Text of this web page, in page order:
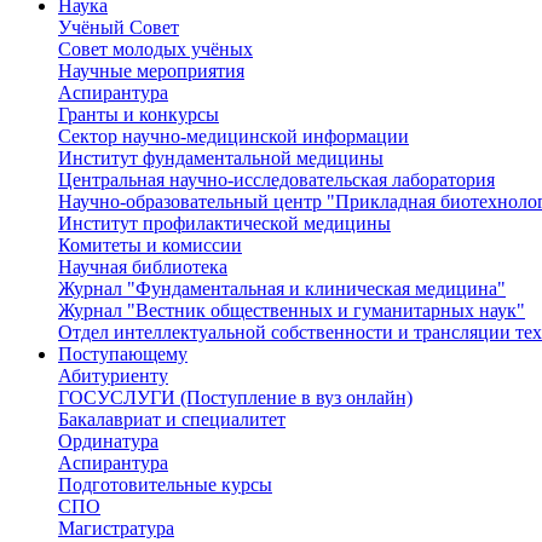
Наука
Учёный Cовет
Совет молодых учёных
Научные мероприятия
Аспирантура
Гранты и конкурсы
Сектор научно-медицинской информации
Институт фундаментальной медицины
Центральная научно-исследовательская лаборатория
Научно-образовательный центр "Прикладная
Институт профилактической медицины
Комитеты и комиссии
Научная библиотека
Журнал "Фундаментальная и клиническая медицина"
Журнал "Вестник общественных и гуманитарных наук"
Отдел интеллектуальной собственности и трансляции
Поступающему
Абитуриенту
ГОСУСЛУГИ (Поступление в вуз онлайн)
Бакалавриат и специалитет
Ординатура
Аспирантура
Подготовительные курсы
СПО
Магистратура